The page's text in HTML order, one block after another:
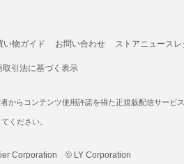
い物ガイド お問い合わせ ストアニュースレ
取引法に基づく表示
からコンテンツ使用許諾を得た正規版配信サービ
ください。
Corporation © LY Corporation